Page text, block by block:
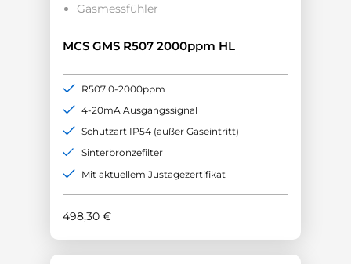
Gasmessfühler
MCS GMS R507 2000ppm HL
498,30 €
R507 0-2000ppm
4-20mA Ausgangssignal
Schutzart IP54 (außer Gaseintritt)
Sinterbronzefilter
Mit aktuellem Justagezertifikat